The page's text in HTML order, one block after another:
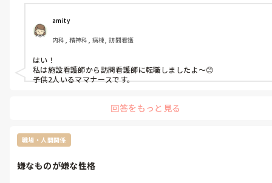
amity
内科, 精神科, 病棟, 訪問看護
はい！
私は施設看護師から訪問看護師に転職しましたよ〜😊
子供2人いるママナースです。
回答をもっと見る
職場・人間関係
嫌なものが嫌な性格